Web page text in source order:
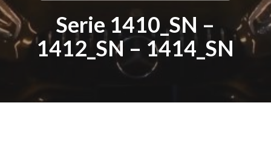
Serie 1410_SN –
1412_SN – 1414_SN